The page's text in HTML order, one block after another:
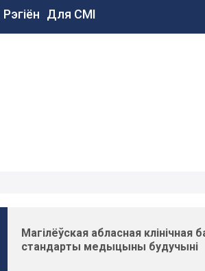
Рэгіён Для СМІ
Магілёўская абласная клінічная
стандарты медыцыны будучыні